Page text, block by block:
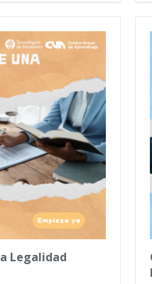
Legalidad